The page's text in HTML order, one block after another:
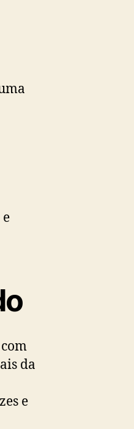
da
e